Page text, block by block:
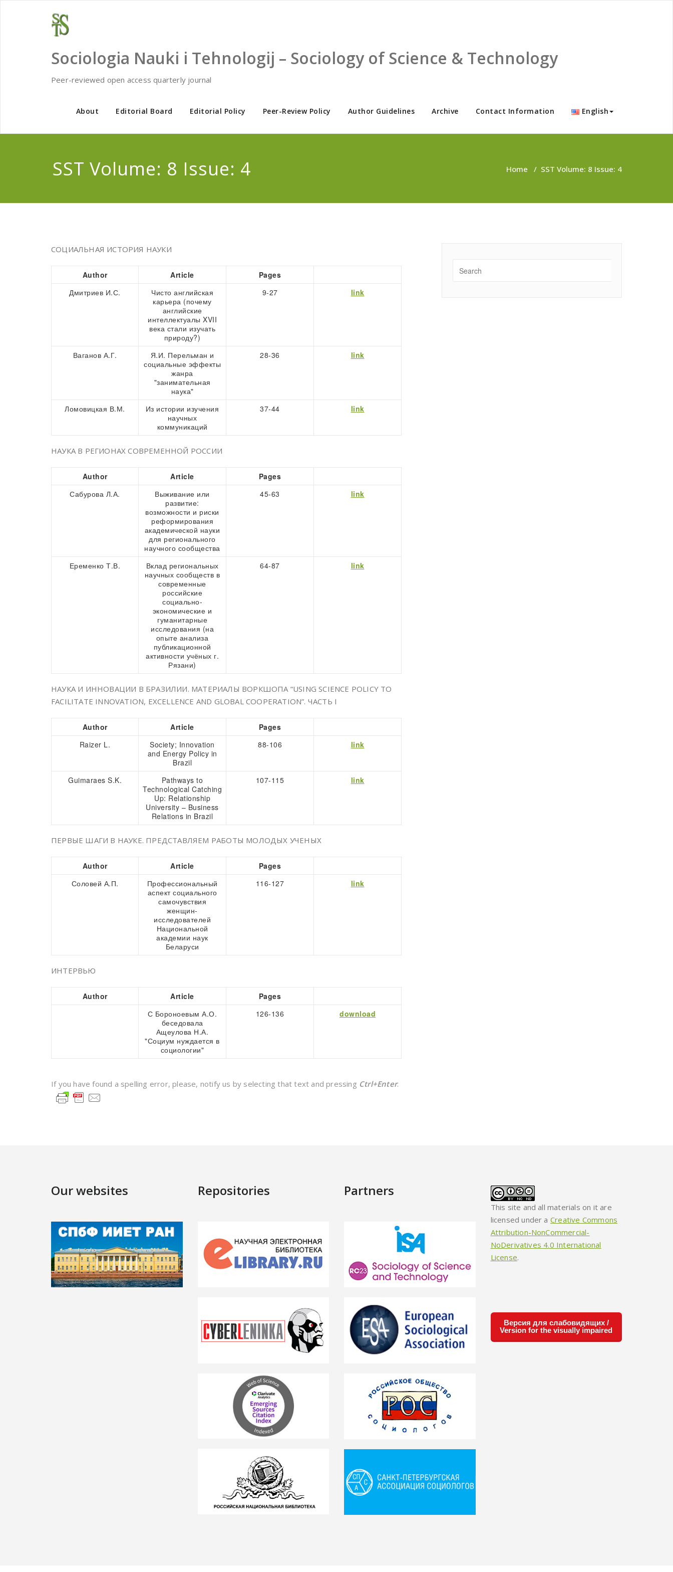
Sociologia Nauki i Tehnologij – Sociology of Science & Technology
Peer-reviewed open access quarterly journal
About Editorial Board Editorial Policy Peer-Review Policy Author Guidelines Archive Contact Information English
SST Volume: 8 Issue: 4 Home / SST Volume: 8 Issue: 4
СОЦИАЛЬНАЯ ИСТОРИЯ НАУКИ
Author Article
Pages
Дмитриев И.С.
Чисто английская
карьера (почему
английские
интеллектуалы XVII
века стали изучать
природу?)
9-27 link
Ваганов А.Г.
Я.И. Перельман и
социальные эффекты
жанра
"занимательная
наука"
28-36 link
Ломовицкая В.М.
Из истории изучения
научных
коммуникаций
37-44 link
НАУКА В РЕГИОНАХ СОВРЕМЕННОЙ РОССИИ
Author Article
Pages
Сабурова Л.А.
Выживание или
развитие:
возможности и риски
реформирования
академической науки
для регионального
научного сообщества
45-63 link
Еременко Т.В.
Вклад региональных
научных сообществ в
современные
российские
социально-
экономические и
гуманитарные
исследования (на
опыте анализа
публикационной
активности учёных г.
Рязани)
64-87 link
НАУКА И ИННОВАЦИИ В БРАЗИЛИИ. МАТЕРИАЛЫ ВОРКШОПА “USING SCIENCE POLICY TO
FACILITATE INNOVATION, EXCELLENCE AND GLOBAL COOPERATION”. ЧАСТЬ I
Author Article
Pages
Raizer L.
Society; Innovation
and Energy Policy in
Brazil
88-106 link
Guimaraes S.K.
Pathways to
Technological Catching
Up: Relationship
University – Business
Relations in Brazil
107-115 link
ПЕРВЫЕ ШАГИ В НАУКЕ. ПРЕДСТАВЛЯЕМ РАБОТЫ МОЛОДЫХ УЧЕНЫХ
Author Article
Pages
Соловей А.П.
Профессиональный
аспект социального
самочувствия
женщин-
исследователей
Национальной
академии наук
Беларуси
116-127 link
ИНТЕРВЬЮ
Author Article
Pages
С Бороноевым А.О.
беседовала
Ащеулова Н.А.
"Социум нуждается в
социологии"
126-136 download
If you have found a spelling error, please, notify us by selecting that text and pressing Ctrl+Enter.
Our websites Repositories Partners
This site and all materials on it are
licensed under a Creative Commons
Attribution-NonCommercial-
NoDerivatives 4.0 International
License.
Версия для слабовидящих /
Version for the visually impaired